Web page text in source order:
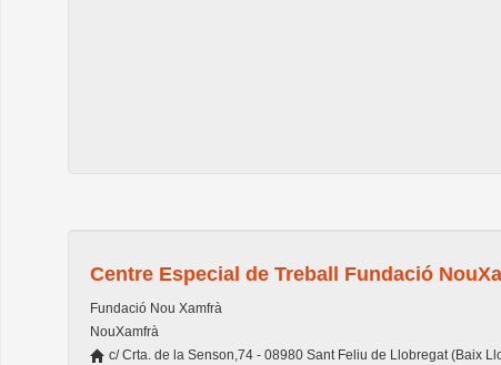
Centre Especial de Treball Fundació
Fundació Nou Xamfrà
NouXamfrà
c/ Crta. de la Senson,74 - 08980 Sant Feliu de Llobregat (Baix